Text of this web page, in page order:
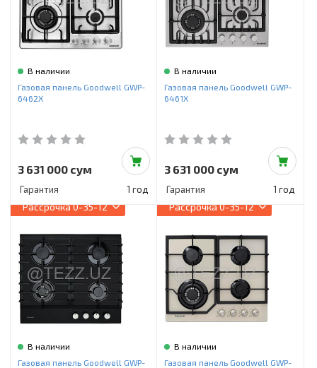
В наличии
Газовая панель Goodwell GWP-
6462X
3 631 000 сум
Гарантия 1 год
В наличии
Газовая панель Goodwell GWP-
6461X
3 631 000 сум
Гарантия 1 год
Рассрочка0-35-12
В наличии
Газовая панель Goodwell GWP-
Рассрочка0-35-12
В наличии
Газовая панель Goodwell GWP-